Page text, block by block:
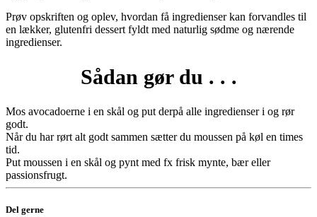
Prøv opskriften og oplev, hvordan få ingredienser kan forvandles til
en lækker, glutenfri dessert fyldt med naturlig sødme og nærende
ingredienser.
Sådan gør du . . .
Mos avocadoerne i en skål og put derpå alle ingredienser i og rør
godt.
Når du har rørt alt godt sammen sætter du moussen på køl en times
tid.
Put moussen i en skål og pynt med fx frisk mynte, bær eller
passionsfrugt.
Del gerne